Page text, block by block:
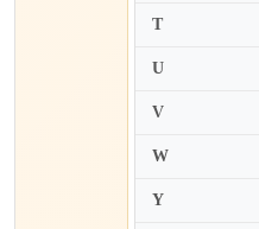
Kurt Sanderling
T
U
V
W
Y